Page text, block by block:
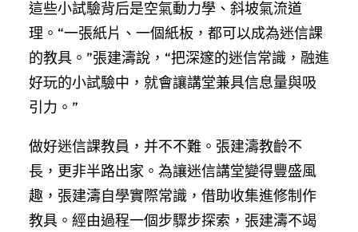
這些小試驗背后是空氣動力學、斜坡氣流道
理。“一張紙片、一個紙板，都可以成為迷信課
的教具。”張建濤說，“把深邃的迷信常識，融進
好玩的小試驗中，就會讓講堂兼具信息量與吸
引力。”
做好迷信課教員，并不不難。張建濤教齡不
長，更非半路出家。為讓迷信講堂變得豐盛風
趣，張建濤自學實際常識，借助收集進修制作
教具。經由過程一個步驟步探索，張建濤不竭